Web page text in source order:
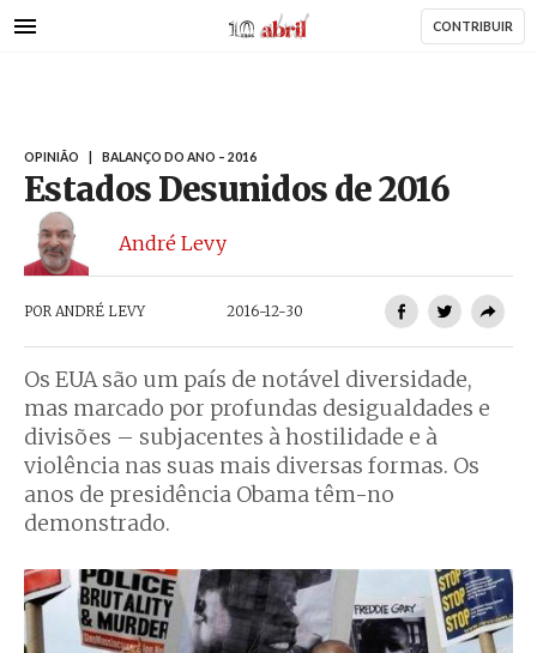
para
AbrilAbril CONTRIBUIR
OPINIÃO BALANÇO DO ANO – 2016
Estados Desunidos de 2016
André Levy
POR ANDRÉ LEVY 2016-12-30
Os EUA são um país de notável diversidade,
mas marcado por profundas desigualdades e
divisões – subjacentes à hostilidade e à
violência nas suas mais diversas formas. Os
anos de presidência Obama têm-no
demonstrado.